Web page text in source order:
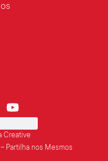
Creative
Partilha nos Mesmos